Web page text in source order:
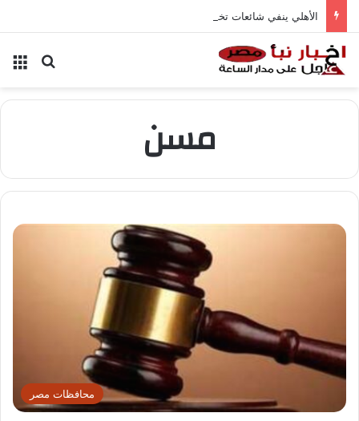
الأهلي ينفي شائعات تخفيض عقود زيزو والشناوي
بحث
مسن
محافظات مصر